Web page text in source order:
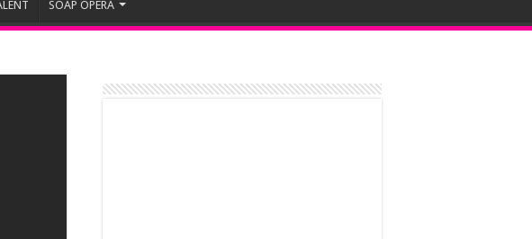
SOAP OPERA